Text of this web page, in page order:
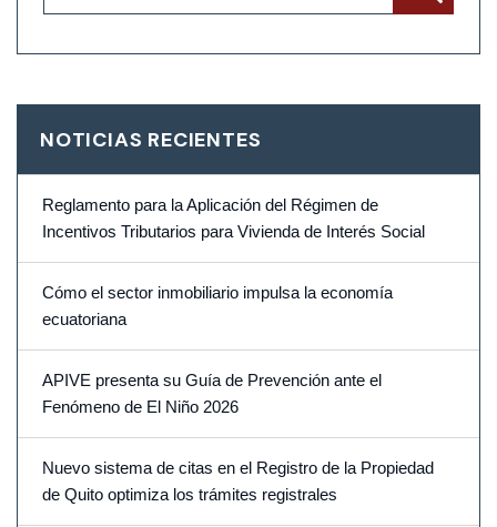
NOTICIAS RECIENTES
Reglamento para la Aplicación del Régimen de
Incentivos Tributarios para Vivienda de Interés Social
Cómo el sector inmobiliario impulsa la economía
ecuatoriana
APIVE presenta su Guía de Prevención ante el
Fenómeno de El Niño 2026
Nuevo sistema de citas en el Registro de la Propiedad
de Quito optimiza los trámites registrales